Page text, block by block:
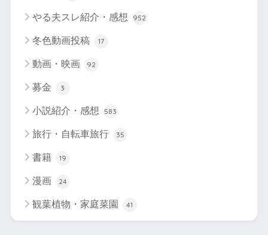
やる夫スレ紹介・感想 952
冬色動画投稿 17
動画・映画 92
募金 3
小説紹介・感想 583
旅行・自転車旅行 35
書籍 19
漫画 24
観葉植物・家庭菜園 41